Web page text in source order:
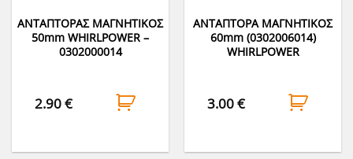
ΑΝΤΑΠΤΟΡΑΣ ΜΑΓΝΗΤΙΚΟΣ
50mm WHIRLPOWER –
0302000014
2.90€
ΑΝΤΑΠΤΟΡΑ ΜΑΓΝΗΤΙΚΟΣ
60mm (0302006014)
WHIRLPOWER
3.00€